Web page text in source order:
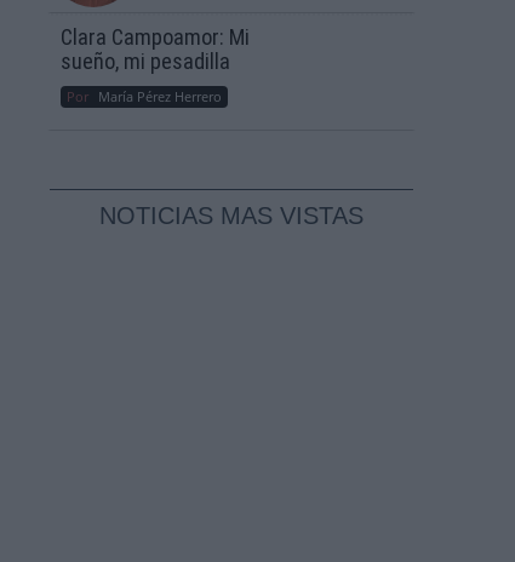
Clara Campoamor: Mi
sueño, mi pesadilla
Por María Pérez Herrero
NOTICIAS MAS VISTAS